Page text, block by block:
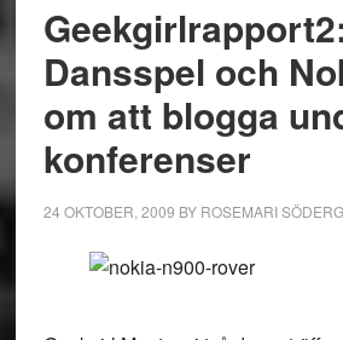
Dansspel och
om att blogga
konferenser
24 OKTOBER, 2009 BY ROSEMARI